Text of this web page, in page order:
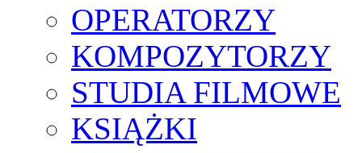
OPERATORZY
KOMPOZYTORZY
STUDIA FILMOWE
KSIĄŻKI